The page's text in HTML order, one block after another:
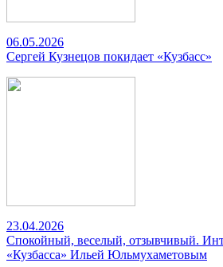
06.05.2026
Сергей Кузнецов покидает «Кузбасс»
23.04.2026
Спокойный, веселый, отзывчивый.
«Кузбасса» Ильей Юльмухаметовым